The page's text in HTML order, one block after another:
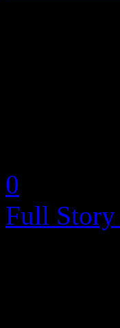
0
Full Story